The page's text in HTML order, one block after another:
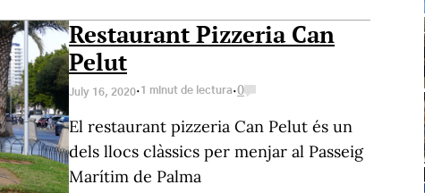
Restaurant Pizzeria Can
Pelut
July 16, 2020·1 minut de lectura·0
El restaurant pizzeria Can Pelut és un
dels llocs clàssics per menjar al Passeig
Marítim de Palma